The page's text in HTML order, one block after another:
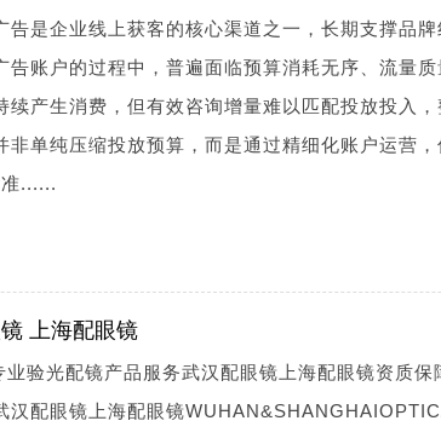
告是企业线上获客的核心渠道之一，长期支撑品
告账户的过程中，普遍面临预算消耗无序、流量
续产生消费，但有效咨询增量难以匹配投放投入
非单纯压缩投放预算，而是通过精细化账户运营，
......
上海配眼镜
业验光配镜产品服务武汉配眼镜上海配眼镜资质
汉配眼镜上海配眼镜